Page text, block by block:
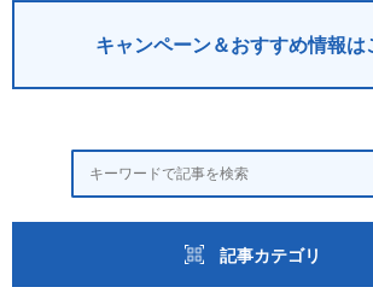
キャンペーン＆おすすめ情報は
記事カテゴリ